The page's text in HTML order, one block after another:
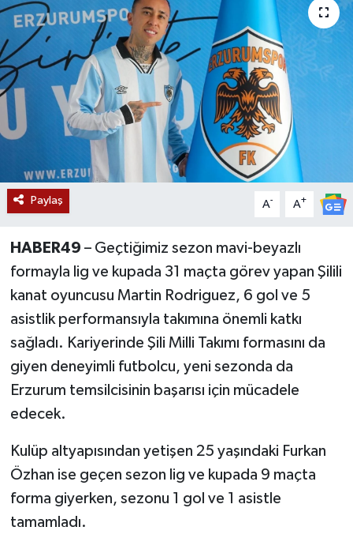
Paylaş A- A+
HABER49 – Geçtiğimiz sezon mavi-beyazlı
formayla lig ve kupada 31 maçta görev yapan Şilili
kanat oyuncusu Martin Rodriguez, 6 gol ve 5
asistlik performansıyla takımına önemli katkı
sağladı. Kariyerinde Şili Milli Takımı formasını da
giyen deneyimli futbolcu, yeni sezonda da
Erzurum temsilcisinin başarısı için mücadele
edecek.
Kulüp altyapısından yetişen 25 yaşındaki Furkan
Özhan ise geçen sezon lig ve kupada 9 maçta
forma giyerken, sezonu 1 gol ve 1 asistle
tamamladı.
Siyaset
Teknoloji
Kültür Sanat
Hasköy
Bulanık
Malazgirt
Varto